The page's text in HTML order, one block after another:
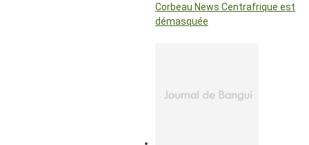
Corbeau News Centrafrique est
démasquée